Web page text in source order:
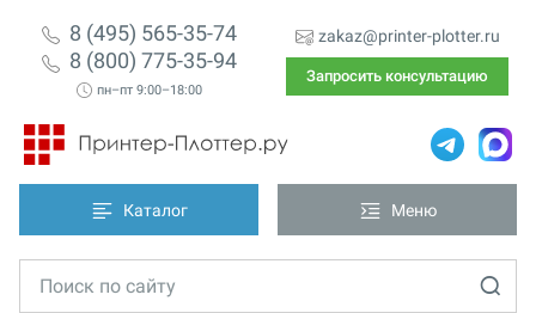
8 (495) 565-35-74
8 (800) 775-35-94
пн–пт 9:00–18:00
zakaz@printer-plotter.ru
Запросить консультацию
Каталог Меню